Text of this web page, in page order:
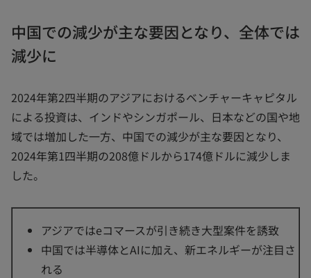
中国での減少が主な要因となり、全体では
減少に
2024年第2四半期のアジアにおけるベンチャーキャピタル
による投資は、インドやシンガポール、日本などの国や地
域では増加した一方、中国での減少が主な要因となり、
2024年第1四半期の208億ドルから174億ドルに減少しま
した。
アジアではeコマースが引き続き大型案件を誘致
中国では半導体とAIに加え、新エネルギーが注目さ
れる